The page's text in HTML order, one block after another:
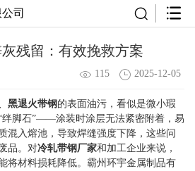
司
残留：有效挽救方案
115 2025-12-05
黑退火带钢 的表面油污，看似是微小瑕
绊脚石”——涂装时涂层无法紧密附着，易
混入熔池，导致焊缝强度下降，这些问
品。对冷轧带钢厂家和加工企业来说，
将材料损耗降低。霸州环宇金属制品有